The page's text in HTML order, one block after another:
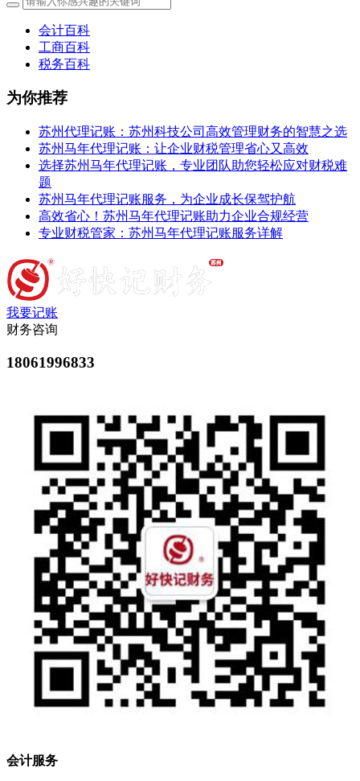
会计百科
工商百科
税务百科
为你推荐
苏州代理记账：苏州科技公司高效管理财务的智慧之选
苏州马年代理记账：让企业财税管理省心又高效
选择苏州马年代理记账，专业团队助您轻松应对财税难
题
苏州马年代理记账服务，为企业成长保驾护航
高效省心！苏州马年代理记账助力企业合规经营
专业财税管家：苏州马年代理记账服务详解
我要记账
财务咨询
18061996833
会计服务